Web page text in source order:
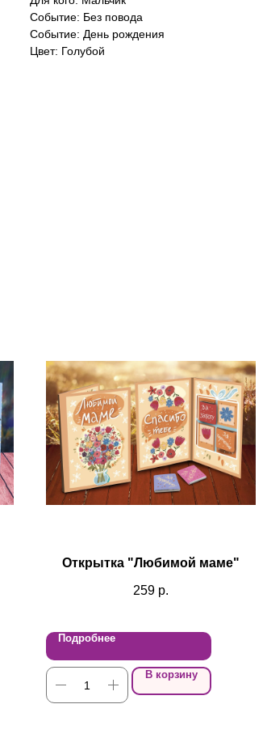
Событие: Без повода
Событие: День рождения
Цвет: Голубой
Открытка "Любимой маме"
259 р.
Подробнее
В корзину